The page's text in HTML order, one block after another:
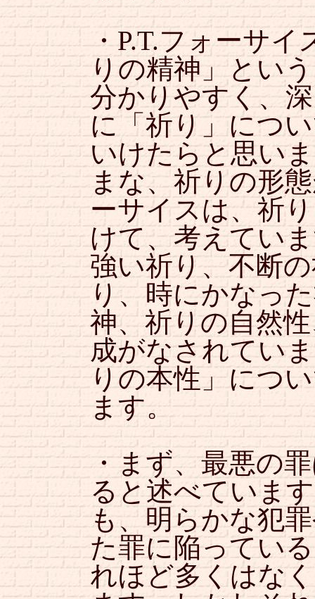
・P.T.フォーサ
りの精神」とい
分かりやすく、
に「祈り」につ
いけたらと思い
まな、祈りの形
ーサイスは、祈
けて、考えてい
強い祈り、不断
り、時にかなっ
神、祈りの自然
成がなされてい
りの本性」につ
ます。
・まず、最悪の
ると述べていま
も、明らかな犯
た罪に陥ってい
れほど多くはな